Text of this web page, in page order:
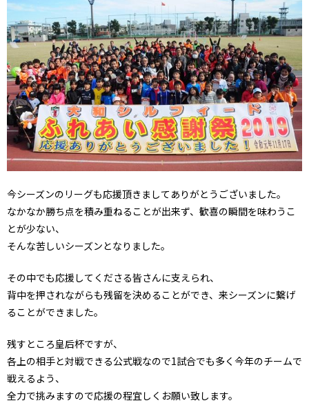
今シーズンのリーグも応援頂きましてありがとうございました。
なかなか勝ち点を積み重ねることが出来ず、歓喜の瞬間を味わうこ
とが少ない、
そんな苦しいシーズンとなりました。
その中でも応援してくださる皆さんに支えられ、
背中を押されながらも残留を決めることができ、来シーズンに繋げ
ることができました。
残すところ皇后杯ですが、
各上の相手と対戦できる公式戦なので1試合でも多く今年のチームで
戦えるよう、
全力で挑みますので応援の程宜しくお願い致します。